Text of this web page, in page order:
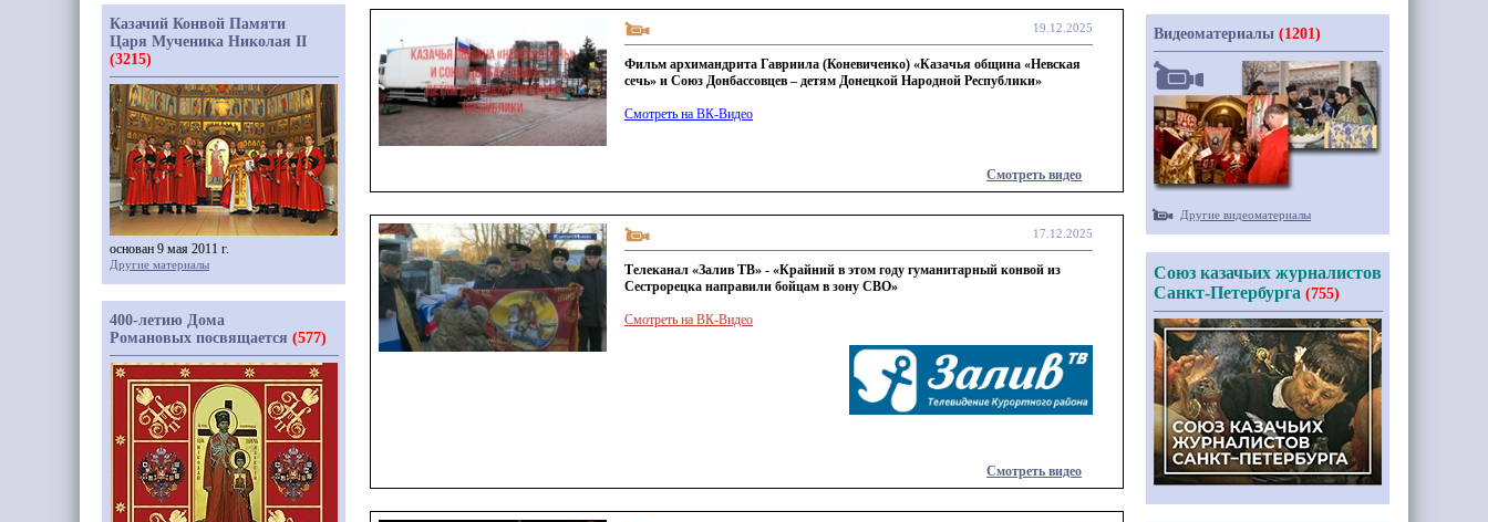
19.12.2025
Фильм архимандрита Гавриила (Коневиченко) «Казачья община «Невская
сечь» и Союз Донбассовцев – детям Донецкой Народной Республики»
Смотреть на ВК-Видео
Смотреть видео
17.12.2025
Телеканал «Залив ТВ» - «Крайний в этом году гуманитарный конвой из
Сестрорецка направили бойцам в зону СВО»
Смотреть на ВК-Видео
Смотреть видео
Казачий Конвой Памяти
Царя Мученика Николая II
(3215)
основан 9 мая 2011 г.
Другие материалы
400-летию Дома
Романовых посвящается (577)
Видеоматериалы (1201)
Другие видеоматериалы
Союз казачьих журналистов
Санкт-Петербурга (755)